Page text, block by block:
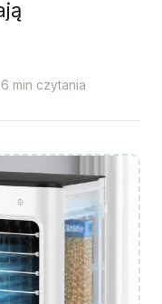
6 min czytania